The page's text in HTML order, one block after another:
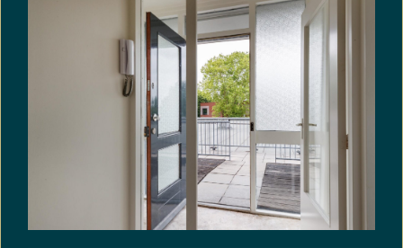
aansprakelijkheid en gevolgen die uit de
aanwezigheid van asbest en/of de verwijdering
van asbest uit de onroerende zaak kan
voortvloeien. In afwijking van artikel 6.3 van deze
koopakte en artikel 7:17 lid 1 en 2 BW komt het
geheel of ten dele ontbreken van één of meer
eigenschappen van de onroerende zaak voor
normaal en bijzonder gebruik en het eventueel
anderszins niet-beantwoorden van de zaak aan
de overeenkomst als gevolg van de aanwezigheid
van enig asbest in welke samenstelling en/of op
welke plaats dan ook voor rekening en risico van
koper.